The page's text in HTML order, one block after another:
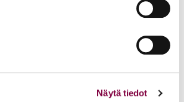
Näytä tiedot
Palkkavarmuus vahvistaa